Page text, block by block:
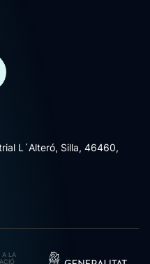
L´Alteró, Silla, 46460,
A LA